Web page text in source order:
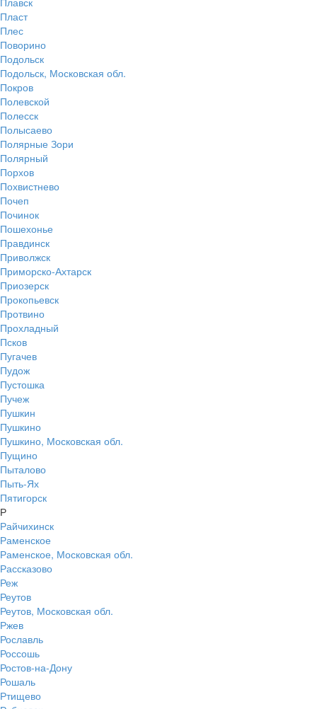
Пласт
Плес
Поворино
Подольск
Подольск, Московская обл.
Покров
Полевской
Полесск
Полысаево
Полярные Зори
Полярный
Порхов
Похвистнево
Почеп
Починок
Пошехонье
Правдинск
Приволжск
Приморско-Ахтарск
Приозерск
Прокопьевск
Протвино
Прохладный
Псков
Пугачев
Пудож
Пустошка
Пучеж
Пушкин
Пушкино
Пушкино, Московская обл.
Пущино
Пыталово
Пыть-Ях
Пятигорск
Р
Райчихинск
Раменское
Раменское, Московская обл.
Рассказово
Реж
Реутов
Реутов, Московская обл.
Ржев
Рославль
Россошь
Ростов-на-Дону
Рошаль
Ртищево